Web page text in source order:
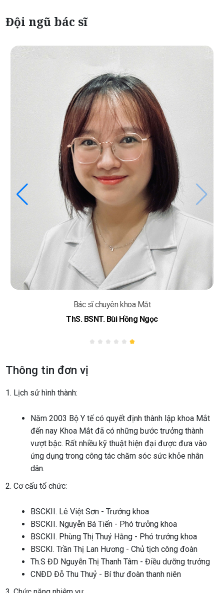
Đội ngũ bác sĩ
Trưởng khoa Mắt
BSCKII. Lê Việt Sơn
Thông tin đơn vị
1. Lịch sử hình thành:
Năm 2003 Bộ Y tế có quyết định thành lập khoa Mắt
đến nay Khoa Mắt đã có những bước trưởng thành
vượt bậc. Rất nhiều kỹ thuật hiện đại được đưa vào
ứng dụng trong công tác chăm sóc sức khỏe nhân
dân.
2. Cơ cấu tổ chức:
BSCKII. Lê Việt Sơn - Trưởng khoa
BSCKII. Nguyễn Bá Tiến - Phó trưởng khoa
BSCKII. Phùng Thị Thuý Hằng - Phó trưởng khoa
BSCKI. Trần Thị Lan Hương - Chủ tịch công đoàn
Th.S ĐD Nguyễn Thị Thanh Tâm - Điều dưỡng trưởng
CNĐD Đỗ Thu Thuỷ - Bí thư đoàn thanh niên